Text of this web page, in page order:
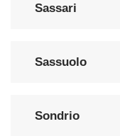
Sassari
Sassuolo
Sondrio